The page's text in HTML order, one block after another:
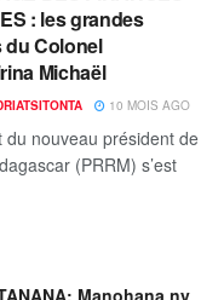
: les grandes
Colonel
Michaël
10 MOIS AGO
nouveau président de
(PRRM) s’est